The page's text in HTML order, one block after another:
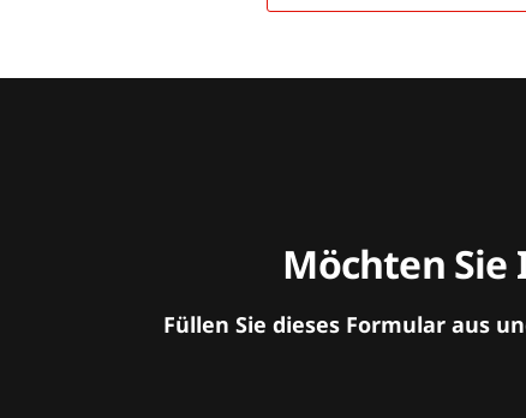
Möchten Sie
Füllen Sie dieses Formular aus